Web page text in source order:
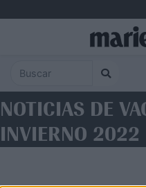
NOTICIAS DE
INVIERNO 2022